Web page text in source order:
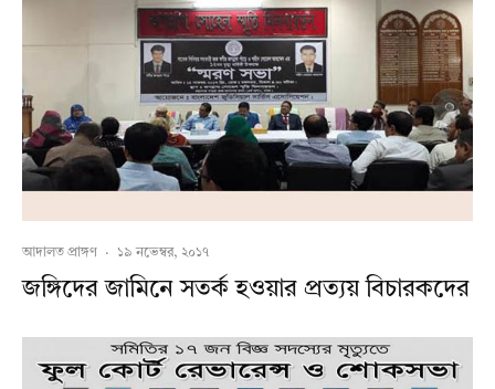
আদালত প্রাঙ্গণ · ১৯ নভেম্বর, ২০১৭
জঙ্গিদের জামিনে সতর্ক হওয়ার প্রত্যয় বিচারকদের